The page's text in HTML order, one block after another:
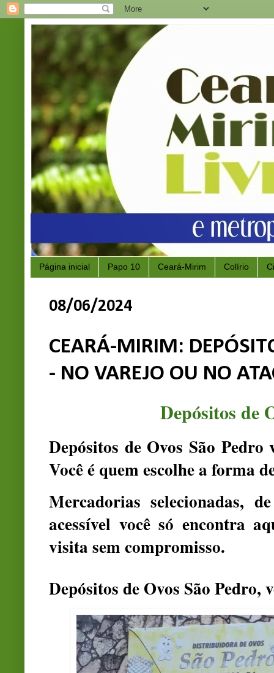
Página inicial Papo 10 Ceará-Mirim Colírio
08/06/2024
CEARÁ-MIRIM:
- NO VAREJO OU NO
Depósitos de
Depósitos de Ovos São
Você é quem escolhe a forma
Mercadorias selecionadas,
acessível você só encontra
visita sem compromisso.
Depósitos de Ovos São Pedro,